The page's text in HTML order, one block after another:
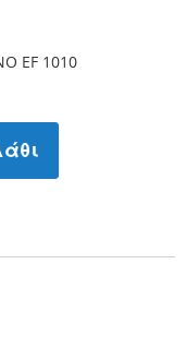
EF 1010